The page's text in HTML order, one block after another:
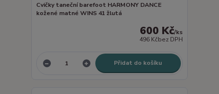
Cvičky taneční barefoot HARMONY DANCE
kožené matné WINS 41 žlutá
600 Kč/ks
496 Kčbez DPH
Přidat do košíku